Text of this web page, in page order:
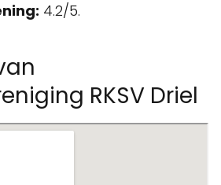
4.2/5.
RKSV Driel